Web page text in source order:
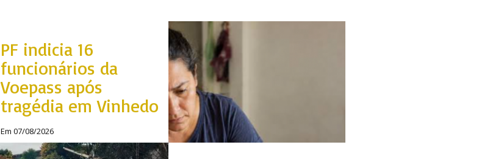
PF indicia 16
funcionários da
Voepass após
tragédia em Vinhedo
Em 07/08/2026